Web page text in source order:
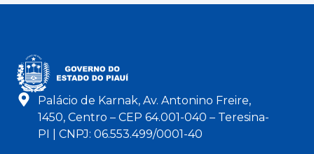
Palácio de Karnak, Av. Antonino Freire,
1450, Centro – CEP 64.001-040 – Teresina-
PI | CNPJ: 06.553.499/0001-40